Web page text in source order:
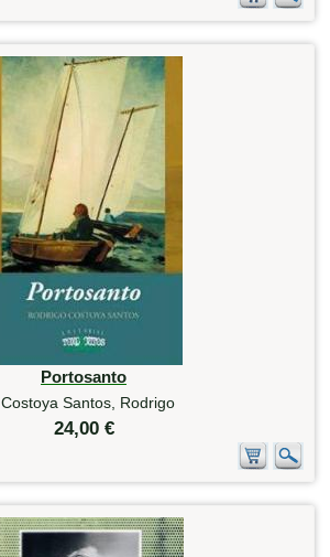
Portosanto
Costoya Santos, Rodrigo
24,00 €